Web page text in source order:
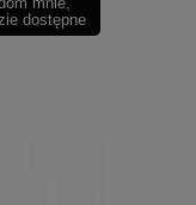
dostępne